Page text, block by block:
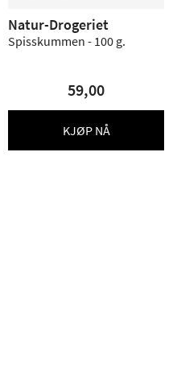
Natur-Drogeriet
Spisskummen - 100 g.
59,00
KJØP NÅ